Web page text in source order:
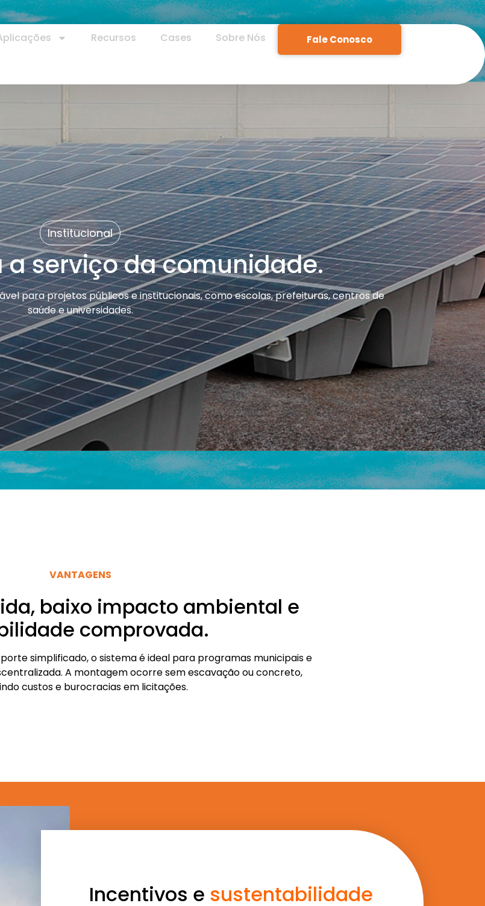
Recursos Cases Sobre Nós Fale Conosco
Institucional
a serviço da comunidade.
para projetos públicos e institucionais, como escolas, prefeituras, centros de
saúde e universidades.
VANTAGENS
baixo impacto ambiental e
comprovada.
simplificado, o sistema é ideal para programas municipais e
A montagem ocorre sem escavação ou concreto,
custos e burocracias em licitações.
Incentivos e sustentabilidade